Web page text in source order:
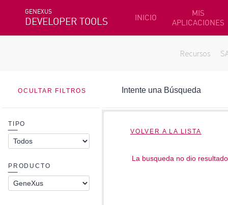
GENEXUS
DEVELOPER TOOLS INICIO
MIS
APLICACIONES
Recursos